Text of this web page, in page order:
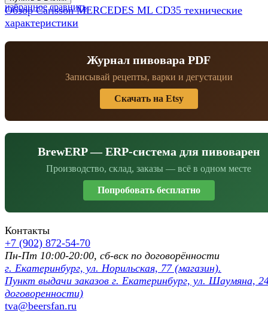
избранное сравнить
Обзор Carlsson MERCEDES ML CD35 технические
характеристики
Журнал пивовара PDF
Записывай рецепты, варки и дегустации
Скачать на Etsy
BrewERP — ERP-система для пивоварен
Производство, склад, заказы — всё в одном месте
Попробовать бесплатно
Контакты
+7 (902) 872-54-70
Пн-Пт 10:00-20:00, сб-вск по договорённости
г. Екатеринбург, ул. Норильская, 77 (магазин).
Пункт выдачи заказов г. Екатеринбург, ул. Шаумяна,
договоренности)
tva@beersfan.ru